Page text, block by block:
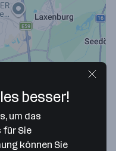
Map data ©2026 Google
GmbH
besser!
um das
für Sie
können Sie